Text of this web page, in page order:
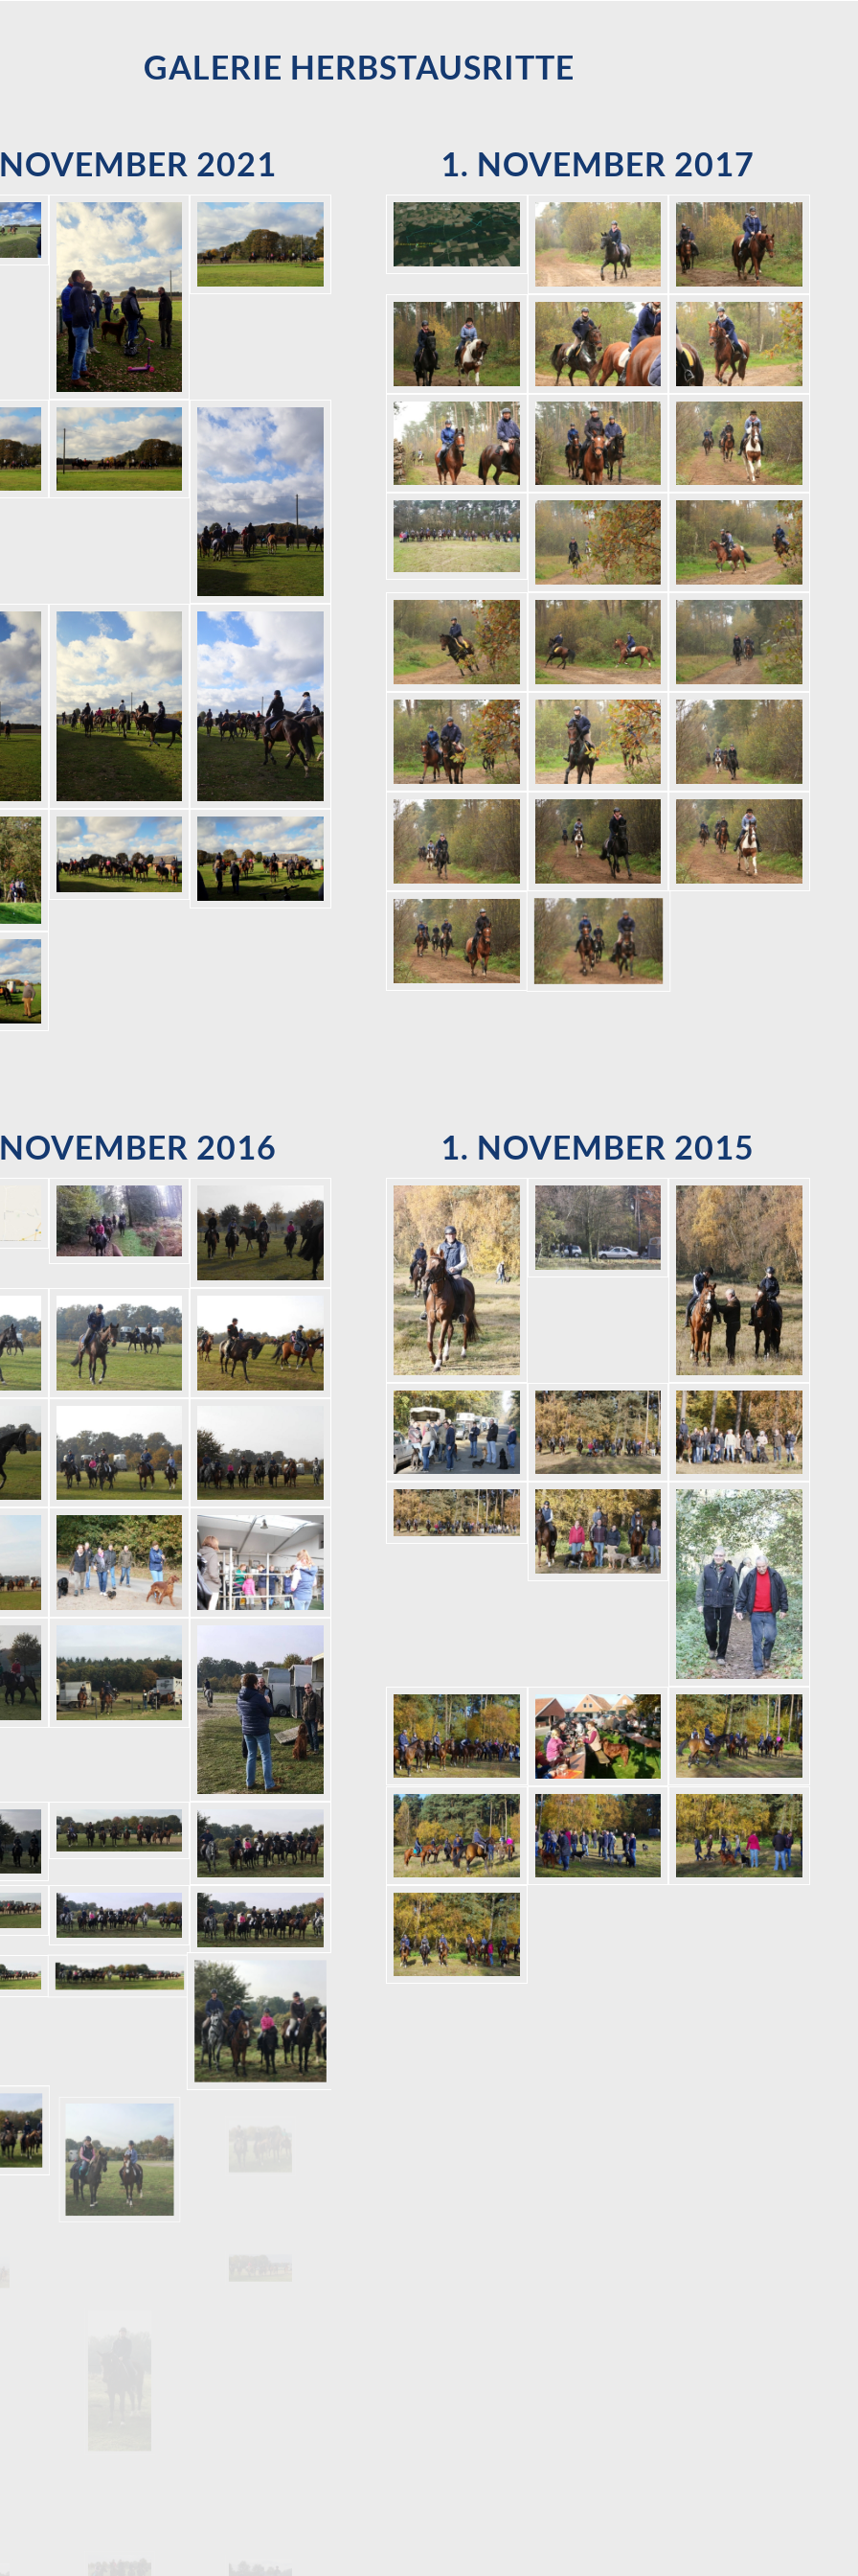
GALERIE HERBSTAUSRITTE
2021 1. NOVEMBER 2017
2016 1. NOVEMBER 2015